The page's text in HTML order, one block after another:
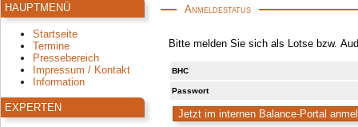
HAUPTMENÜ
Startseite
Termine
Pressebereich
Impressum / Kontakt
Information
EXPERTEN
Anmeldestatus
Bitte melden Sie sich als Lotse bzw.
BHC
Passwort